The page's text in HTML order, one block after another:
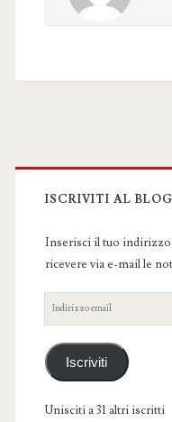
Primary
Sidebar
ISCRIVITI AL
Inserisci il tuo indirizzo
ricevere via e-mail le
Indirizzo
email
Iscriviti
Unisciti a 31 altri iscritti